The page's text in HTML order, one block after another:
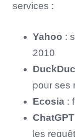
services :
Yahoo :
2010
pour ses
Ecosia :
les